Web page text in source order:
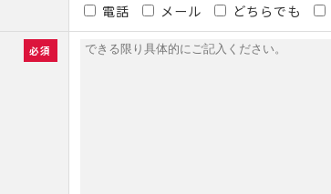
電話 メール どちらでも
必須